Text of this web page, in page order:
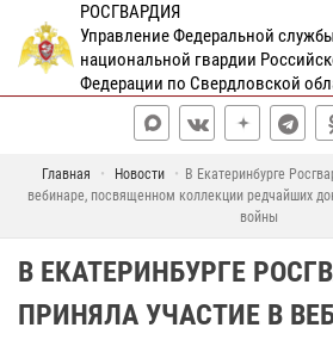
РОСГВАРДИЯ
Управление Федеральной
национальной гвардии
Федерации по Свердловской
Главная Новости
В Екатеринбурге
вебинаре, посвященном коллекции редчайших
войны
В ЕКАТЕРИНБУРГЕ
ПРИНЯЛА УЧАСТИЕ В